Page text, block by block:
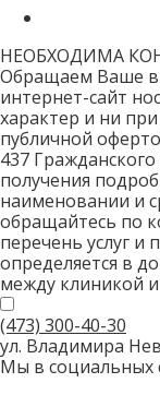
роботов!
НЕОБХОДИМА
Обращаем Ваше
интернет-сайт
характер и ни при
публичной
437
получения
наименовании и
обращайтесь по
перечень услуг и
определяется в
между клиникой
(473) 300-40-30
ул. Владимира
Мы в социальных